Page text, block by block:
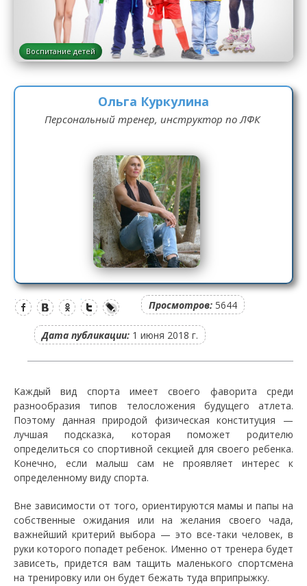
Воспитание детей
Ольга Куркулина
Персональный тренер, инструктор по ЛФК
Просмотров: 5644
Дата публикации: 1 июня 2018 г.
Каждый вид спорта имеет своего фаворита среди
разнообразия типов телосложения будущего атлета.
Поэтому данная природой физическая конституция —
лучшая подсказка, которая поможет родителю
определиться со спортивной секцией для своего ребенка.
Конечно, если малыш сам не проявляет интерес к
определенному виду спорта.
Вне зависимости от того, ориентируются мамы и папы на
собственные ожидания или на желания своего чада,
важнейший критерий выбора — это все-таки человек, в
руки которого попадет ребенок. Именно от тренера будет
зависеть, придется вам тащить маленького спортсмена
на тренировку или он будет бежать туда вприпрыжку.